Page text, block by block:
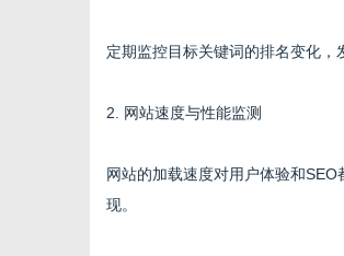
定期监控目标关键词的排名变化，
2. 网站速度与性能监测
网站的加载速度对用户体验和
现。